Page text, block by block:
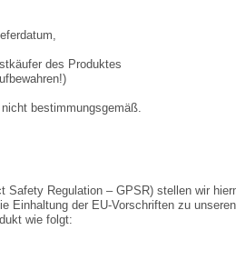
des Produktes
bestimmungsgemäß.
Safety Regulation – GPSR) stellen wir
Einhaltung der EU-Vorschriften zu unseren
wie folgt: